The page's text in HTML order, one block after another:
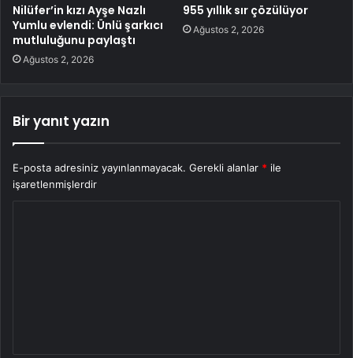
Nilüfer’in kızı Ayşe Nazlı
Yumlu evlendi: Ünlü şarkıcı
mutluluğunu paylaştı
Ağustos 2, 2026
955 yıllık sır çözülüyor
Ağustos 2, 2026
Bir yanıt yazın
E-posta adresiniz yayınlanmayacak. Gerekli alanlar * ile
işaretlenmişlerdir